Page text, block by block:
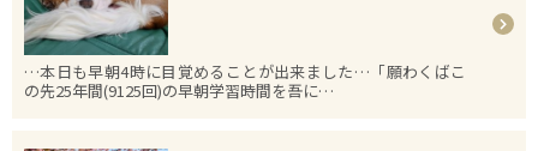
…本日も早朝4時に目覚めることが出来ました…「願わくばこ
の先25年間(9125回)の早朝学習時間を吾に…